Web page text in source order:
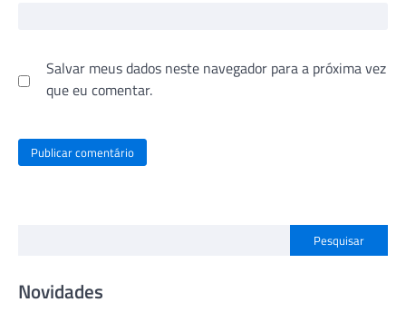
Salvar meus dados neste navegador para a próxima vez
que eu comentar.
Pesquisar
Novidades